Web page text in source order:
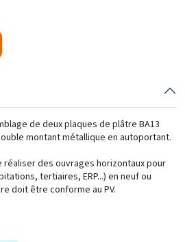
de deux plaques de plâtre BA13
montant métallique en autoportant.
des ouvrages horizontaux pour
tertiaires, ERP...) en neuf ou
doit être conforme au PV.